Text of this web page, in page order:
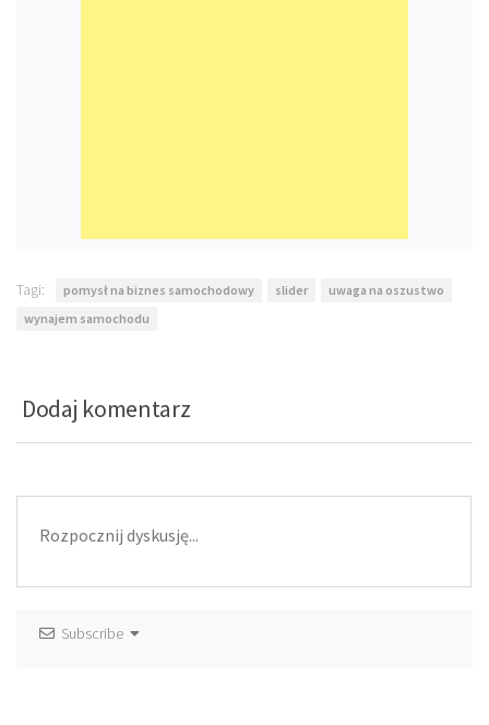
Tagi: pomysł na biznes samochodowy slider
uwaga na oszustwo
wynajem samochodu
Dodaj komentarz
Subscribe